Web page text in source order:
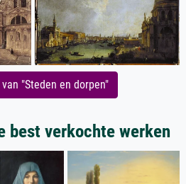
"Steden en dorpen"
best verkochte werken